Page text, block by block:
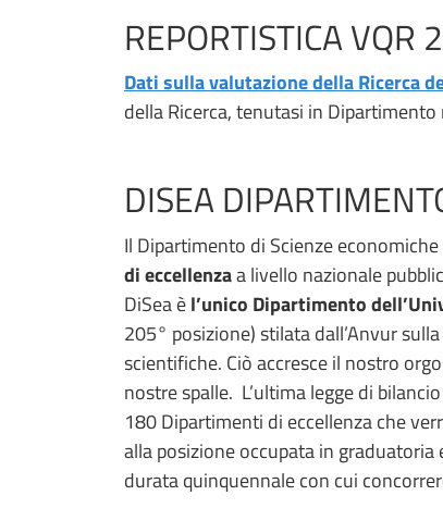
REPORTISTICA
Dati sulla valutazione della Ricerca
della Ricerca, tenutasi in
DISEA
Il Dipartimento di Scienze
di eccellenzaa livello nazionale
DiSea èl’unico Dipartimento
205° posizione) stilata dall’Anvur
scientifiche. Ciò accresce il nostro
nostre spalle. L’ultima legge di
180 Dipartimenti di eccellenza che
alla posizione occupata in
durata quinquennale con cui